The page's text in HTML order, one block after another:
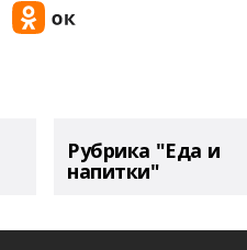
Рубрика "Еда и
напитки"